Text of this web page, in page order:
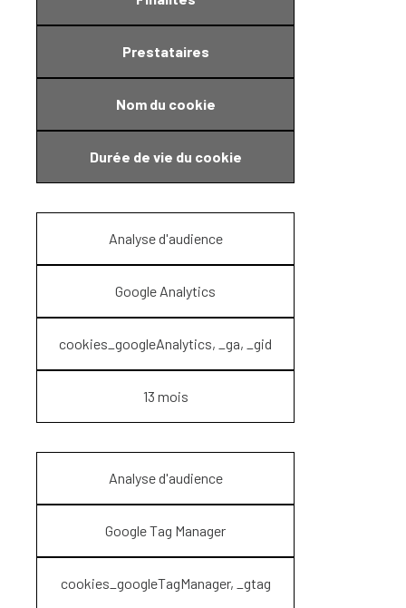
Prestataires
Nom du cookie
Durée de vie du cookie
Analyse d'audience
Google Analytics
cookies_googleAnalytics, _ga, _gid
13 mois
Analyse d'audience
Google Tag Manager
cookies_googleTagManager, _gtag